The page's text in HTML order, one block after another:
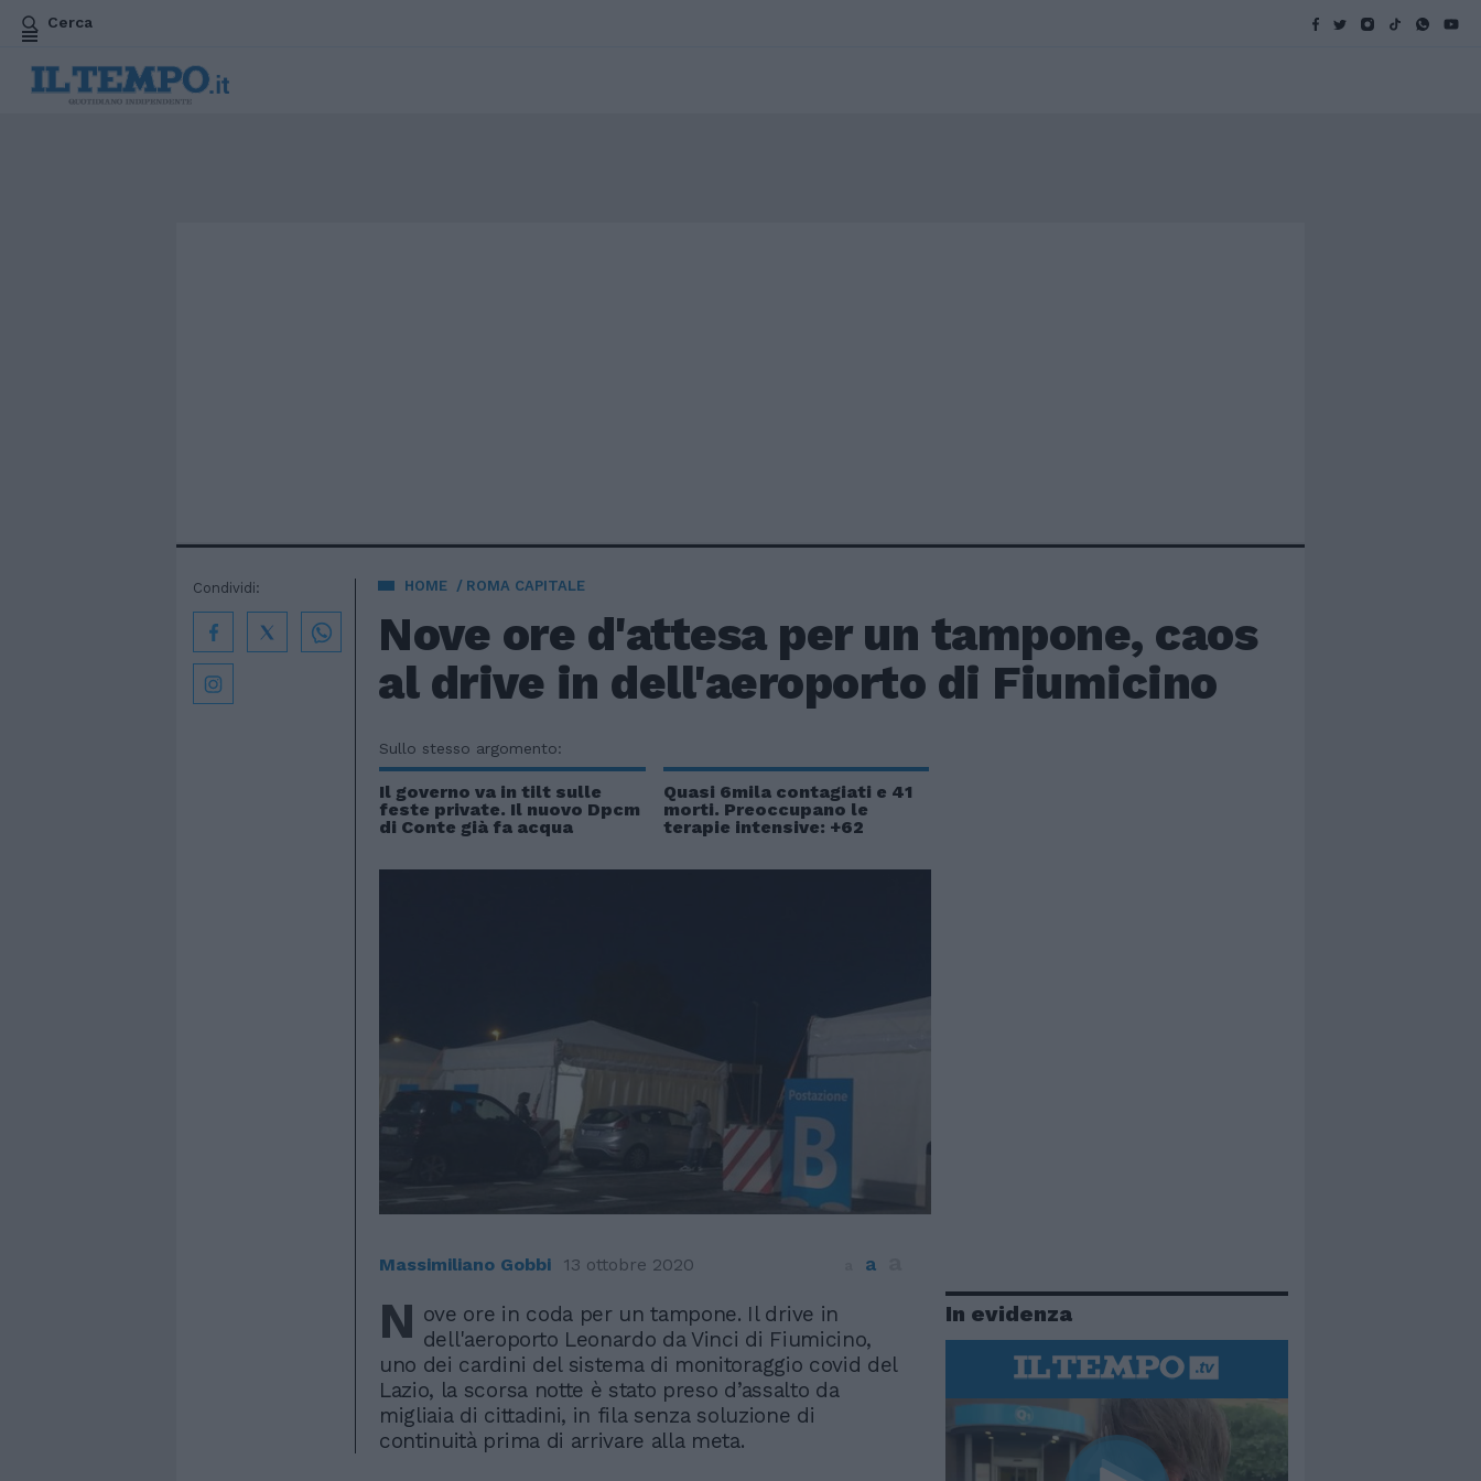
Cerca
HOME ROMA CAPITALE
Nove ore d'attesa per un tampone, caos
al drive in dell'aeroporto di Fiumicino
Condividi:
Sullo stesso argomento:
Il governo va in tilt sulle
feste private. Il nuovo Dpcm
di Conte già fa acqua
Quasi 6mila contagiati e 41
morti. Preoccupano le
terapie intensive: +62
Massimiliano Gobbi 13 ottobre 2020 a
N ove ore in coda per un tampone. Il drive in
dell'aeroporto Leonardo da Vinci di Fiumicino,
uno dei cardini del sistema di monitoraggio covid del
Lazio, la scorsa notte è stato preso d’assalto da
migliaia di cittadini, in fila senza soluzione di
continuità prima di arrivare alla meta.
In evidenza